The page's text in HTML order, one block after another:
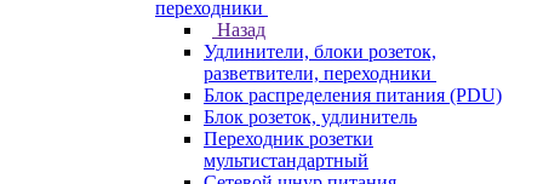
переходники
Назад
Удлинители, блоки розеток,
разветвители, переходники
Блок распределения питания (PDU)
Блок розеток, удлинитель
Переходник розетки
мультистандартный